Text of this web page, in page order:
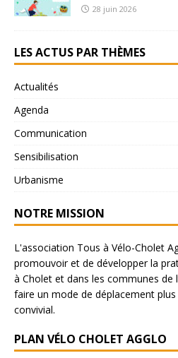
28 juin 2026
LES ACTUS PAR THÈMES
Actualités
Agenda
Communication
Sensibilisation
Urbanisme
NOTRE MISSION
L'association Tous à Vélo-Cholet
promouvoir et de développer la
à Cholet et dans les communes de
faire un mode de déplacement
convivial.
PLAN VÉLO CHOLET AGGLO